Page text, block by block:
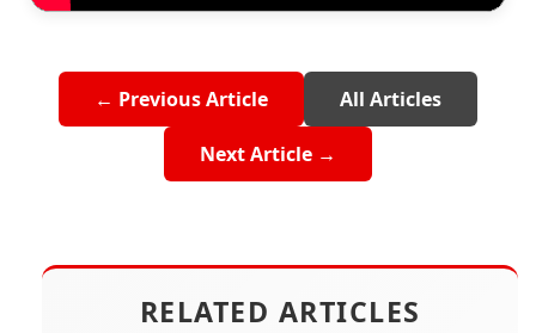
← Previous Article All Articles
Next Article →
RELATED ARTICLES